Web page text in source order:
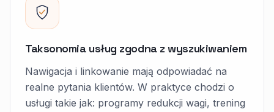
Taksonomia usług zgodna z wyszukiwaniem
Nawigacja i linkowanie mają odpowiadać na
realne pytania klientów. W praktyce chodzi o
usługi takie jak: programy redukcji wagi, trening